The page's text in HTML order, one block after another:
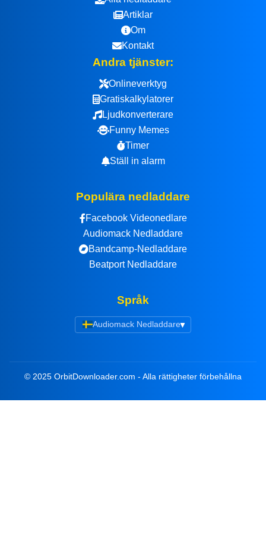
Artiklar
Om
Kontakt
Andra tjänster:
Onlineverktyg
Gratiskalkylatorer
Ljudkonverterare
Funny Memes
Timer
Ställ in alarm
Populära nedladdare
Facebook Videonedlare
Audiomack Nedladdare
Bandcamp-Nedladdare
Beatport Nedladdare
Språk
Audiomack Nedladdare▾
© 2025 OrbitDownloader.com - Alla rättigheter förbehållna